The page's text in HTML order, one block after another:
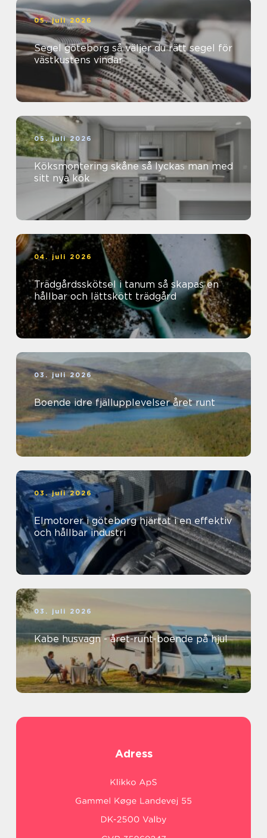
05. juli 2026
Segel göteborg så väljer du rätt segel för
västkustens vindar
05. juli 2026
Köksmontering skåne så lyckas man med
sitt nya kök
04. juli 2026
Trädgårdsskötsel i tanum så skapas en
hållbar och lättskött trädgård
03. juli 2026
Boende idre fjällupplevelser året runt
03. juli 2026
Elmotorer i göteborg hjärtat i en effektiv
och hållbar industri
03. juli 2026
Kabe husvagn - året-runt-boende på hjul
Adress